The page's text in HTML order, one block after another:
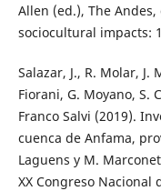
Allen (ed.), The
sociocultural impacts:
Salazar, J., R. Molar, J.
Fiorani, G. Moyano, S.
Franco Salvi (2019).
cuenca de Anfama,
Laguens y M.
XX Congreso Nacional